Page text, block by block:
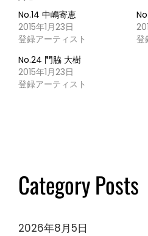
No.14 中嶋寄恵
2015年1月23日
登録アーティスト
登
No.24 門脇 大樹
2015年1月23日
登録アーティスト
Category Posts
2026年8月5日